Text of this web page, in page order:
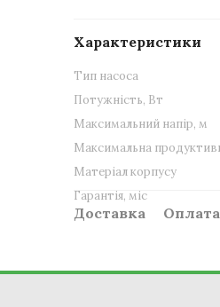
Характеристики
Тип насоса
Потужність, Вт
Максимальний напір, м
Максимальна
Матеріал корпусу
Гарантія, міс
Доставка Оплата